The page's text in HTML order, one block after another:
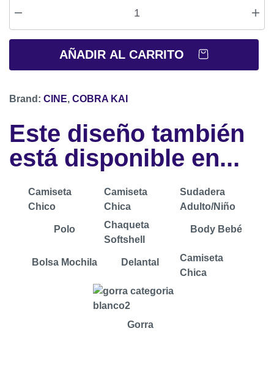
AÑADIR AL CARRITO
Brand: CINE, COBRA KAI
Este diseño también
está disponible en...
Camiseta
Chico
Camiseta
Chica
Sudadera
Adulto/Niño
Polo
Chaqueta
Softshell
Body Bebé
Bolsa Mochila Delantal
Camiseta
Chica
Gorra